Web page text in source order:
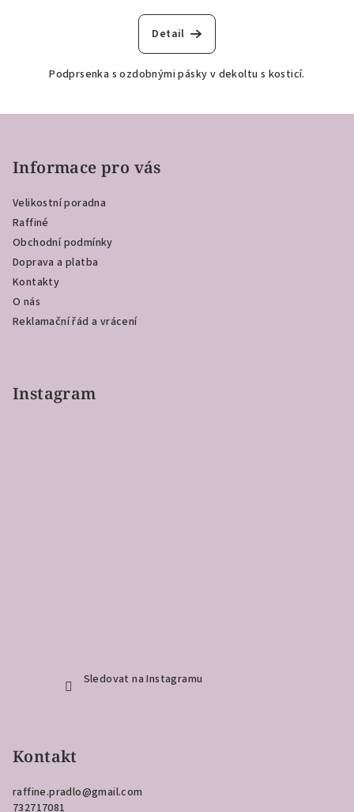
Detail
Podprsenka s ozdobnými pásky v dekoltu s kosticí.
Informace pro vás
Velikostní poradna
Raffiné
Obchodní podmínky
Doprava a platba
Kontakty
O nás
Reklamační řád a vrácení
Instagram
Sledovat na Instagramu
Kontakt
raffine.pradlo@gmail.com
732717081